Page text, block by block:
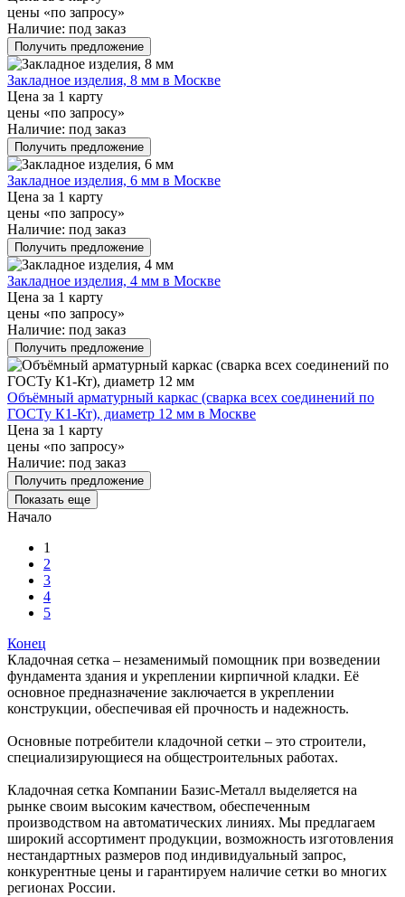
цены «по запросу»
Наличие: под заказ
Получить предложение
Закладное изделия, 8 мм в Москве
Цена за 1 карту
цены «по запросу»
Наличие: под заказ
Получить предложение
Закладное изделия, 6 мм в Москве
Цена за 1 карту
цены «по запросу»
Наличие: под заказ
Получить предложение
Закладное изделия, 4 мм в Москве
Цена за 1 карту
цены «по запросу»
Наличие: под заказ
Получить предложение
Объёмный арматурный каркас (сварка всех соединений по
ГОСТу К1-Кт), диаметр 12 мм в Москве
Цена за 1 карту
цены «по запросу»
Наличие: под заказ
Получить предложение
Показать еще
Начало
1
2
3
4
5
Конец
Кладочная сетка – незаменимый помощник при возведении
фундамента здания и укреплении кирпичной кладки. Её
основное предназначение заключается в укреплении
конструкции, обеспечивая ей прочность и надежность.
Основные потребители кладочной сетки – это строители,
специализирующиеся на общестроительных работах.
Кладочная сетка Компании Базис-Металл выделяется на
рынке своим высоким качеством, обеспеченным
производством на автоматических линиях. Мы предлагаем
широкий ассортимент продукции, возможность изготовления
нестандартных размеров под индивидуальный запрос,
конкурентные цены и гарантируем наличие сетки во многих
регионах России.